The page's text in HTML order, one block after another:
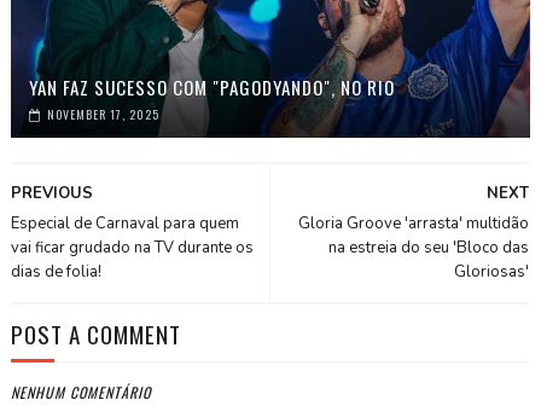
YAN FAZ SUCESSO COM "PAGODYANDO", NO RIO
NOVEMBER 17, 2025
NEXT
Gloria Groove 'arrasta' multidão
na estreia do seu 'Bloco das
Gloriosas'
PREVIOUS
Especial de Carnaval para quem
vai ficar grudado na TV durante os
dias de folia!
POST A COMMENT
NENHUM COMENTÁRIO